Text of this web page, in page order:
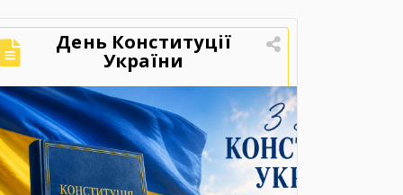
День Конституції
України